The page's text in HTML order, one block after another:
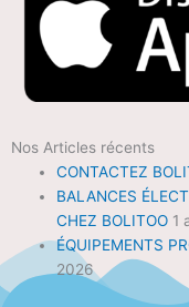
Nos Articles récents
CONTACTEZ
BALANCES
CHEZ BOLITOO 1
ÉQUIPEMENTS
2026